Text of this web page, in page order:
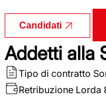
Candidati
Addetti alla
Tipo di contratto
Retribuzione Lorda